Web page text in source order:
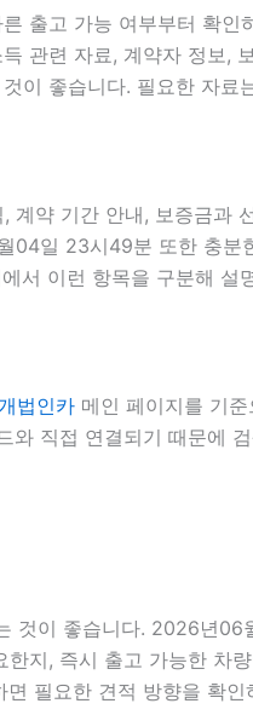
고 가능 여부부터 확
련 자료, 계약자 정보,
이 좋습니다. 필요한 자
약 기간 안내, 보증금과
일 23시49분 또한 충
이런 항목을 구분해
법인카 메인 페이지를 기
직접 연결되기 때문에
것이 좋습니다. 2026년
지, 즉시 출고 가능한
필요한 견적 방향을 확